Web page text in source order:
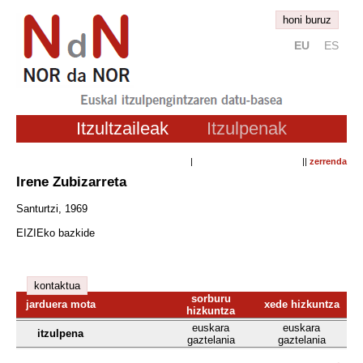
honi buruz
EU ES
Itzultzaileak Itzulpenak
| || zerrenda
Irene Zubizarreta
Santurtzi, 1969
EIZIEko bazkide
kontaktua
jarduera mota
sorburu
hizkuntza
xede hizkuntza
itzulpena
euskara
gaztelania
euskara
gaztelania